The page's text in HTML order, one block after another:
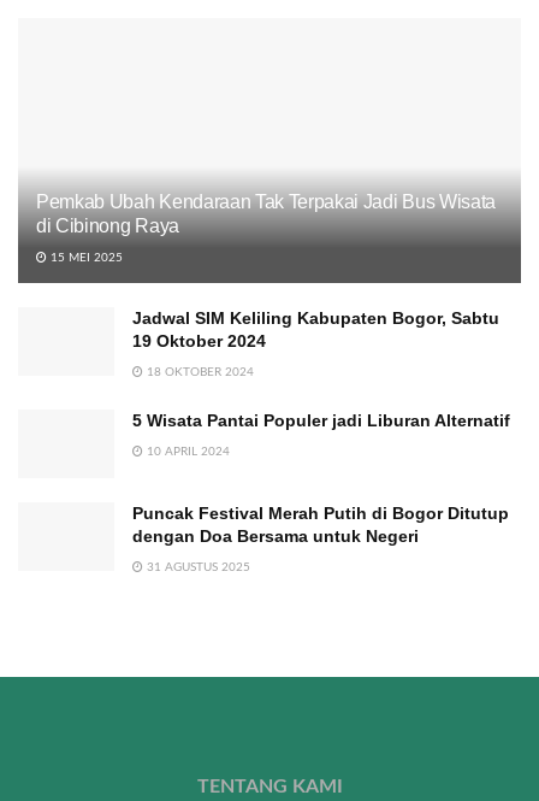
Pemkab Ubah Kendaraan Tak Terpakai Jadi Bus Wisata
di Cibinong Raya
15 MEI 2025
Jadwal SIM Keliling Kabupaten Bogor, Sabtu
19 Oktober 2024
18 OKTOBER 2024
5 Wisata Pantai Populer jadi Liburan Alternatif
10 APRIL 2024
Puncak Festival Merah Putih di Bogor Ditutup
dengan Doa Bersama untuk Negeri
31 AGUSTUS 2025
TENTANG KAMI